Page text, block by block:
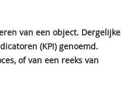
van een object. Dergelijke
(KPI) genoemd.
of van een reeks van